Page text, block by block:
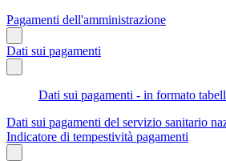
Pagamenti dell'amministrazione
Dati sui pagamenti
Dati sui pagamenti - in formato
Dati sui pagamenti del servizio sanitario
Indicatore di tempestività pagamenti